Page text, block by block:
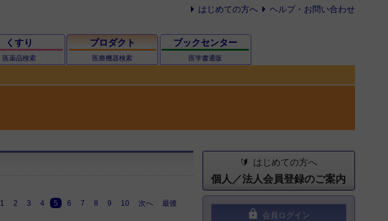
はじめての方へ ヘルプ・お問い合わせ
くすり
医薬品検索
プロダクト
医療機器検索
ブックセンター
医学書通販
1 2 3 4 5 6 7 8 9 10 次へ 最後
はじめての方へ
個人／法人会員登録のご案内
lock 会員ログイン